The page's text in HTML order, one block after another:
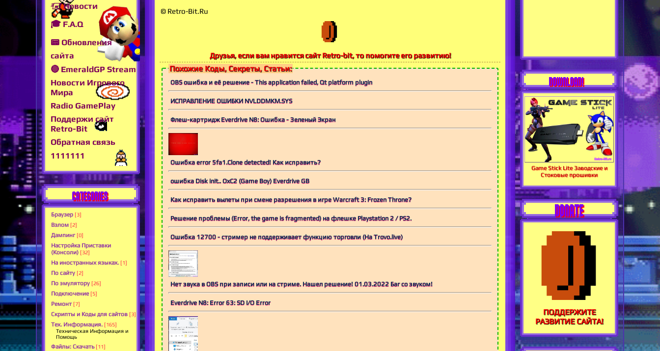
🖅 Новости
🎓 F.A.Q
📟 Обновления
сайта
🔴 EmeraldGP Stream
Новости Игрового
Мира
Radio GamePlay
Поддержи сайт
Retro-Bit
Обратная связь
1111111
CATEGORIES
Браузер [3]
Взлом [2]
Дампинг [0]
Настройка Приставки
(Консоли) [32]
На иностранных языках. [1]
По сайту [2]
По эмулятору [26]
Подключение [5]
Ремонт [7]
Скрипты и Коды для сайтов [3]
Тех. Информация. [165]
Техническая Информация и
Помощь
Файлы: Скачать [11]
© Retro-Bit.Ru
Друзья, если вам нравится сайт Retro-bit, то помогите его развитию!
Похожие Коды, Секреты, Статьи:
OBS ошибка и её решение - This application failed, Qt platform plugin
ИСПРАВЛЕНИЕ ОШИБКИ NVLDDMKM.SYS
Флеш-картридж Everdrive N8: Ошибка - Зеленый Экран
Ошибка error 5fa1.Clone detected! Как исправить?
ошибка Disk init.. OxC2 (Game Boy) Everdrive GB
Как исправить вылеты при смене разрешения в игре Warcraft 3: Frozen Throne?
Решение проблемы (Error, the game is fragmented) на флешке Playstation 2 / PS2.
Ошибка 12700 - стример не поддерживает функцию торговли (На Trovo.live)
Нет звука в OBS при записи или на стриме. Нашел решение! 01.03.2022 Баг со звуком!
Everdrive N8: Error 63: SD I/O Error
DOWNLOAD!
Game Stick Lite Заводские и
Стоковые прошивки
DONATE
ПОДДЕРЖИТЕ
РАЗВИТИЕ САЙТА!